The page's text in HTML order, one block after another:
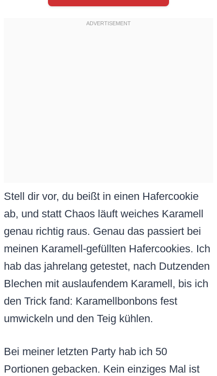
Stell dir vor, du beißt in einen Hafercookie
ab, und statt Chaos läuft weiches Karamell
genau richtig raus. Genau das passiert bei
meinen Karamell-gefüllten Hafercookies. Ich
hab das jahrelang getestet, nach Dutzenden
Blechen mit auslaufendem Karamell, bis ich
den Trick fand: Karamellbonbons fest
umwickeln und den Teig kühlen.
Bei meiner letzten Party hab ich 50
Portionen gebacken. Kein einziges Mal ist